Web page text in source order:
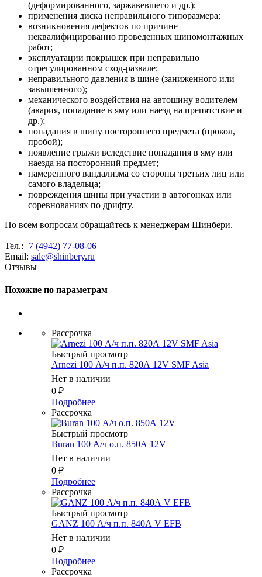
(деформированного, заржавевшего и др.);
применения диска неправильного типоразмера;
возникновения дефектов по причине
неквалифицированно проведенных шиномонтажных
работ;
эксплуатации покрышек при неправильно
отрегулированном сход-развале;
неправильного давления в шине (заниженного или
завышенного);
механического воздействия на автошину водителем
(авария, попадание в яму или наезд на препятствие и
др.);
попадания в шину постороннего предмета (прокол,
пробой);
появление грыжи вследствие попадания в яму или
наезда на посторонний предмет;
намеренного вандализма со стороны третьих лиц или
самого владельца;
повреждения шины при участии в автогонках или
соревнованиях по дрифту.
По всем вопросам обращайтесь к менеджерам Шинбери.
Тел.:+7 (4942) 77-08-06
Email: sale@shinbery.ru
Отзывы
Похожие по параметрам
Рассрочка
Быстрый просмотр
Arnezi 100 А/ч п.п. 820А 12V SMF Asia
Нет в наличии
0 ₽
Подробнее
Рассрочка
Быстрый просмотр
Buran 100 А/ч о.п. 850А 12V
Нет в наличии
0 ₽
Подробнее
Рассрочка
Быстрый просмотр
GANZ 100 А/ч п.п. 840А V EFB
Нет в наличии
0 ₽
Подробнее
Рассрочка